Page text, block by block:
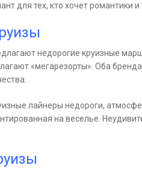
для тех, кто хочет романтики и
недорогие круизные
«мегарезорты». Оба
лайнеры недороги,
на веселье.